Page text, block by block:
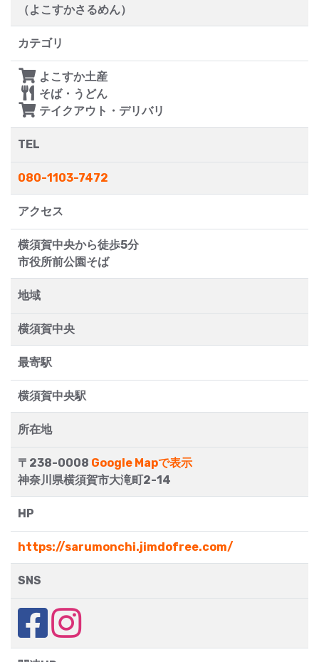
（よこすかさるめん）
カテゴリ
よこすか土産
そば・うどん
テイクアウト・デリバリ
TEL
080-1103-7472
アクセス
横須賀中央から徒歩5分
市役所前公園そば
地域
横須賀中央
最寄駅
横須賀中央駅
所在地
〒238-0008 Google Mapで表示
神奈川県横須賀市大滝町2-14
HP
https://sarumonchi.jimdofree.com/
SNS